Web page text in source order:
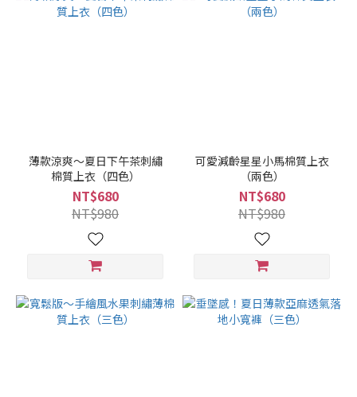
薄款涼爽～夏日下午茶刺繡
棉質上衣（四色）
NT$680
NT$980
可愛減齡星星小馬棉質上衣
（兩色）
NT$680
NT$980